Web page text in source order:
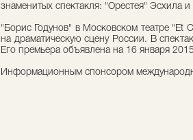
знаменитых спектакля: "Орестея" Эсхила
"Борис Годунов" в Московском театре "Et
на драматическую сцену России. В
Его премьера объявлена на 16 января
Информационным спонсором